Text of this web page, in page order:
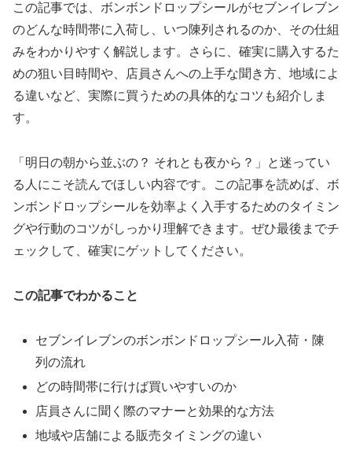
この記事では、ボンボンドロップシールがセブンイレブン
のどんな時間帯に入荷し、いつ陳列されるのか、その仕組
みをわかりやすく解説します。さらに、確実に購入するた
めの狙い目時間や、店員さんへの上手な聞き方、地域によ
る違いなど、実際に買うための具体的なコツも紹介しま
す。
「明日の朝から並ぶの？ それとも夜から？」と迷ってい
る人にこそ読んでほしい内容です。この記事を読めば、ボ
ンボンドロップシールを効率よく入手するためのタイミン
グや行動のコツがしっかり理解できます。ぜひ最後までチ
ェックして、確実にゲットしてください。
この記事でわかること
セブンイレブンのボンボンドロップシール入荷・陳
列の流れ
どの時間帯に行けば買いやすいのか
店員さんに聞く際のマナーと効果的な方法
地域や店舗による販売タイミングの違い